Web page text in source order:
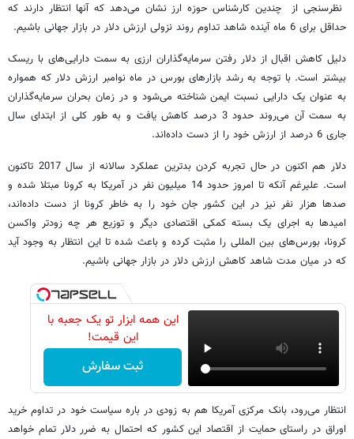
نظرسنجی از چندین کارشناس حوزه ارز نشان می‌دهد که آنها انتظار دارند که
حداقل برای 6 ماه آینده شاهد تداوم روند نزولی ارزش دلار در بازار جهانی باشیم.
دلیل کاهش اقبال از دلار رفتن سرمایه‌گذاران ارزی به سمت دارایی‌های با ریسک
بیشتر است. با توجه به رشد بازارهای بورس در ماه نوامبر ارزش دلار که همواره
به عنوان یک دارایی نسبت ایمن شناخته می‌شود و در زمان بحران سرمایه‌گذاران
به سمت آن می‌روند حدود 3 درصد کاهش یافت و به طور کلی از ابتدای سال
جاری 6 درصد از ارزش خود را از دست داده‌اند.
دلار هم اکنون در حال تجربه کردن بدترین عملکرد سالانه از سال 2017 تاکنون
است. علیرغم آنکه تا امروز حدود 14 میلیون نفر در آمریکا به کرونا مبتلا شده و
صدها هزار نفر نیز در این کشور جان خود را به خاطر کرونا از دست داده‌اند،
امیدها به اجرای یک بسته کمکی اقتصادی دیگر و توزیع هر چه زودتر واکسن
کرونا، بورس‌های بین المللی را مثبت کرده و باعث شده تا این انتظار به وجود آید
که در میان مدت شاهد کاهش ارزش دلار در بازار جهانی باشیم.
این همه ابزار تو یک جعبه با
این قیمت!
ثبت سفارش
انتظار می‌رود، بانک مرکزی آمریکا هم به زودی در باره سیاست خود در تداوم خرید
اوراق در راستای حمایت از اقتصاد این کشور که احتمال به ضرر دلار تمام خواهد